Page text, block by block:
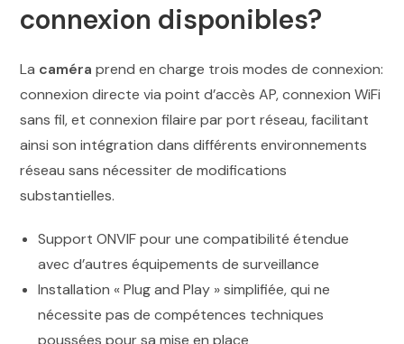
connexion disponibles?
La caméra prend en charge trois modes de connexion:
connexion directe via point d’accès AP, connexion WiFi
sans fil, et connexion filaire par port réseau, facilitant
ainsi son intégration dans différents environnements
réseau sans nécessiter de modifications
substantielles.
Support ONVIF pour une compatibilité étendue
avec d’autres équipements de surveillance
Installation « Plug and Play » simplifiée, qui ne
nécessite pas de compétences techniques
poussées pour sa mise en place